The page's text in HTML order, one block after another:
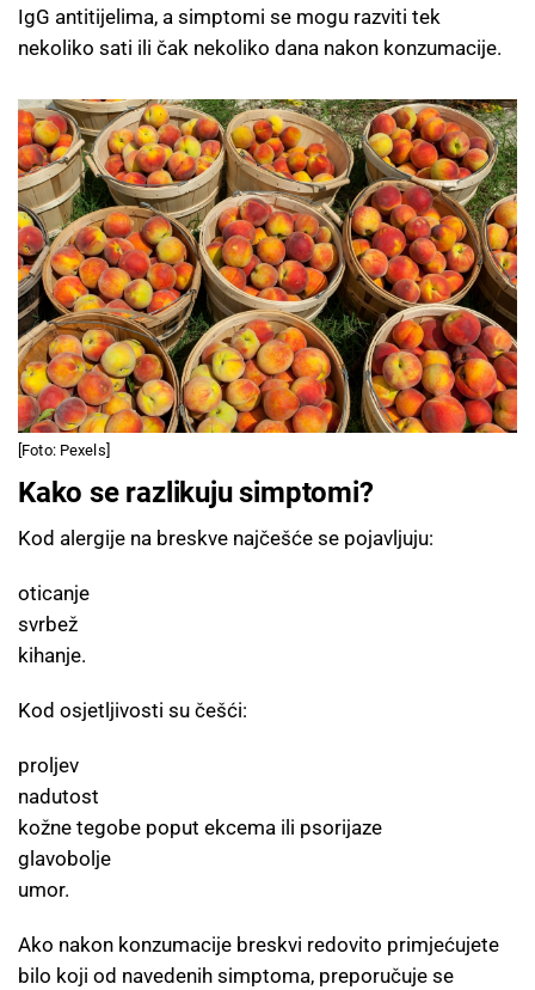
IgG antitijelima, a simptomi se mogu razviti tek
nekoliko sati ili čak nekoliko dana nakon konzumacije.
[Foto: Pexels]
Kako se razlikuju simptomi?
Kod alergije na breskve najčešće se pojavljuju:
oticanje
svrbež
kihanje.
Kod osjetljivosti su češći:
proljev
nadutost
kožne tegobe poput ekcema ili psorijaze
glavobolje
umor.
Ako nakon konzumacije breskvi redovito primjećujete
bilo koji od navedenih simptoma, preporučuje se